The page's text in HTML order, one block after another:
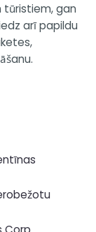
tūristiem, gan
arī papildu